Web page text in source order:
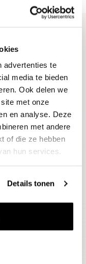
advertenties te
media te bieden
Ook delen we
met onze
en analyse. Deze
met andere
of die ze hebben
hun services.
Details tonen
en